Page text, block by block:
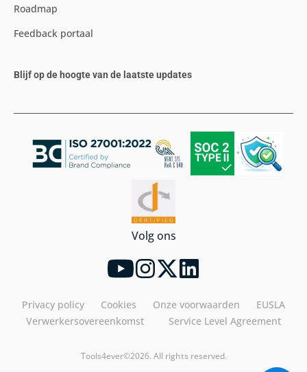
Roadmap
Feedback portaal
Blijf op de hoogte van de laatste updates
Volg ons
Privacy policy Cookies Onze voorwaarden
EUSLA
Verwerkersovereenkomst
Service Level Agreement
Tools4ever©2026. All rights reserved.